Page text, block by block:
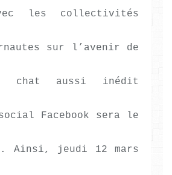
les collectivités
sur l’avenir de
chat aussi inédit
Facebook sera le
Ainsi, jeudi 12 mars